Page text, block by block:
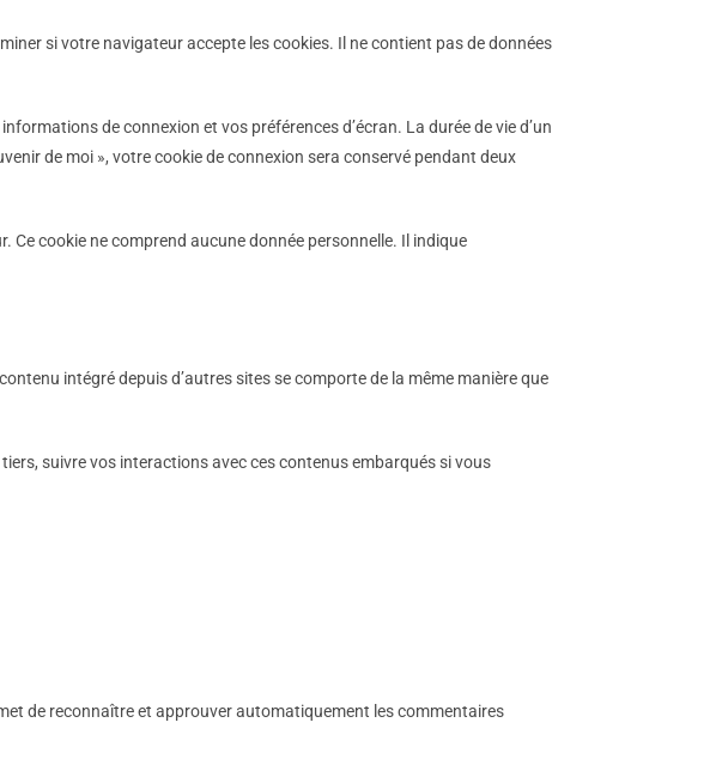
si votre navigateur accepte les cookies. Il ne contient pas de données
de connexion et vos préférences d’écran. La durée de vie d’un
de moi », votre cookie de connexion sera conservé pendant deux
cookie ne comprend aucune donnée personnelle. Il indique
intégré depuis d’autres sites se comporte de la même manière que
suivre vos interactions avec ces contenus embarqués si vous
de reconnaître et approuver automatiquement les commentaires